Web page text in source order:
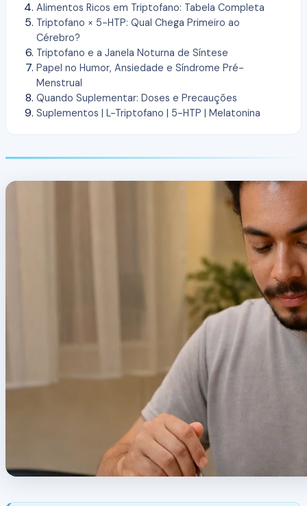
Alimentos Ricos em Triptofano: Tabela Completa
Triptofano × 5-HTP: Qual Chega Primeiro ao
Cérebro?
Triptofano e a Janela Noturna de Síntese
Papel no Humor, Ansiedade e Síndrome Pré-
Menstrual
Quando Suplementar: Doses e Precauções
Suplementos | L-Triptofano | 5-HTP | Melatonina